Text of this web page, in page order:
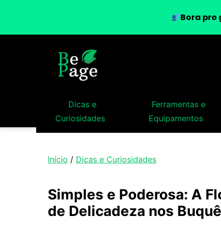
Dicas e
Curiosidades
Ferramentas e
Equipamentos
Início / Dicas e Curiosidades
Simples e Poderosa: A
de Delicadeza nos
Bora pro